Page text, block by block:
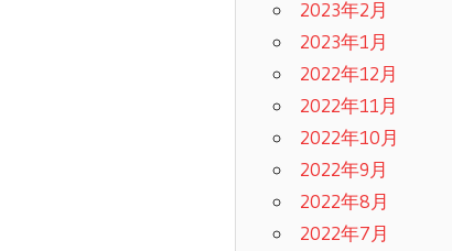
2023年2月
2023年1月
2022年12月
2022年11月
2022年10月
2022年9月
2022年8月
2022年7月